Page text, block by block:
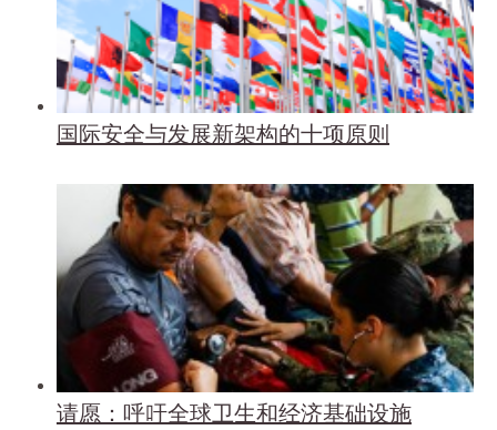
国际安全与发展新架构的十项原则
请愿：呼吁全球卫生和经济基础设施